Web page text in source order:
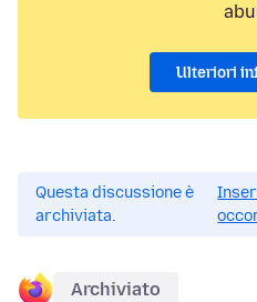
Ulteriori
Questa discussione è
archiviata.
Archiviato